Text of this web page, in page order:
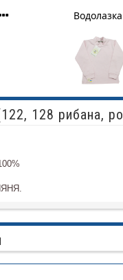
128 рибана,